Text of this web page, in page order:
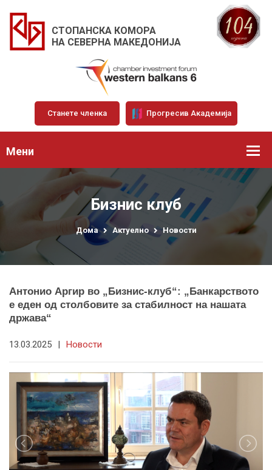
СТОПАНСКА КОМОРА
НА СЕВЕРНА МАКЕДОНИЈА
Станете членка Прогресив Академија
Мени
Бизнис клуб
Дома Актуелно Новости
Антонио Аргир во „Бизнис-клуб“: „Банкарството
е еден од столбовите за стабилност на нашата
држава“
13.03.2025 | Новости